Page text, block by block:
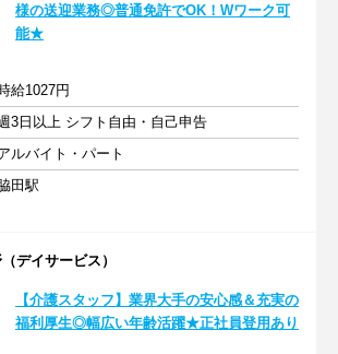
様の送迎業務◎普通免許でOK！Wワーク可
能★
給1027円
3日以上 シフト自由・自己申告
ルバイト・パート
田駅
デイサービス）
【介護スタッフ】業界大手の安心感＆充実の
福利厚生◎幅広い年齢活躍★正社員登用あり